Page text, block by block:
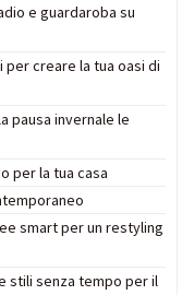
e guardaroba su
creare la tua oasi di
pausa invernale le
per la tua casa
smart per un restyling
stili senza tempo per il